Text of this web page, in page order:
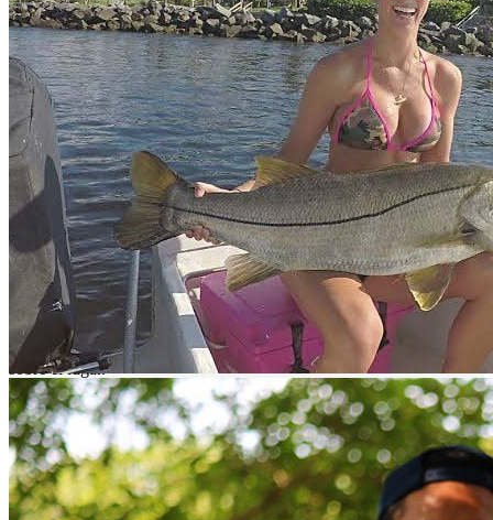
Descripción
La pesca deportiva en en el Rio Palizada es una experiencia de
grandes capturas en un entorno selvático inigualable.
Situado al Sureste del estado de Campeche, en el pueblo mágico de
Palizada y a lo largo del rio Palizada podrás apreciar fauna de la
región como monos aulladores, manatíes, cocodrilos y tortugas; pero
si realmente quieres conocerlo, disfruta de la pesca deportiva en el
rio palizada y disfruta de los relatos que los guías te pueden relatar
sobre el lugar.
¿Qué pescar?
Puedes capturar incrfeibles ejemplares de macabil, palometa,
sábalo, robalo, barracuda, cojinuda, corvina, trucha pinta y mero.
Como llegar